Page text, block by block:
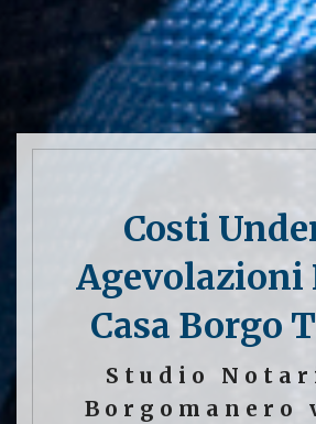
Costi
Agevolazioni
Casa Borgo
Studio
Borgomanero